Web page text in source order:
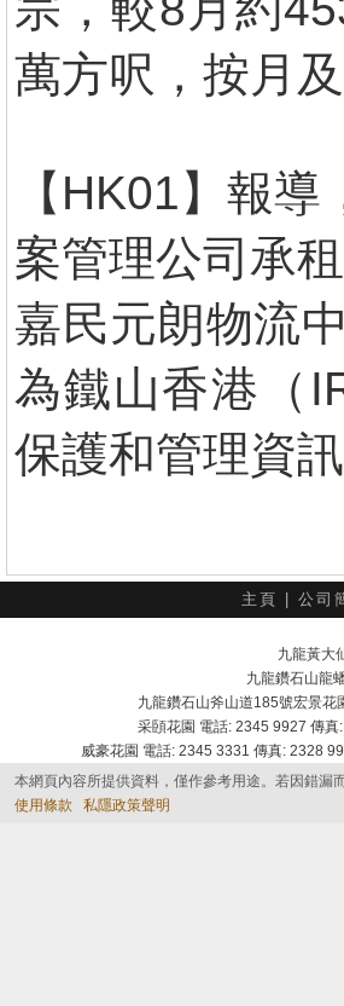
萬方呎，按月
【HK01】報
案管理公司承
嘉民元朗物流
為鐵山香港（
保護和管理資
主頁 公司
九龍黃大
九龍鑽石山龍
九龍鑽石山斧山道185號宏景
采頣花園 電話: 2345 9927 傳
威豪花園 電話: 2345 3331 傳真: 2328
本網頁內容所提供資料，僅作參考用途。若因錯漏
使用條款
私隱政策聲明